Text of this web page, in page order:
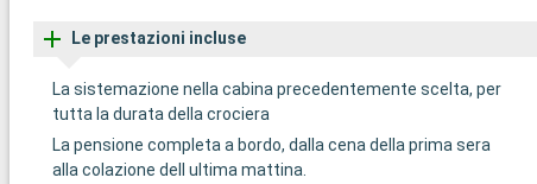
Le prestazioni incluse
La sistemazione nella cabina precedentemente scelta, per
tutta la durata della crociera
La pensione completa a bordo, dalla cena della prima sera
alla colazione dell ultima mattina.